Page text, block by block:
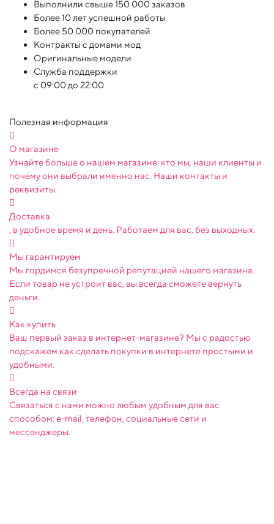
Выполнили свыше 150 000 заказов
Более 10 лет успешной работы
Более 50 000 покупателей
Контракты с домами мод
Оригинальные модели
Служба поддержки
с 09:00 до 22:00
Полезная информация
О магазине
Узнайте больше о нашем магазине: кто мы, наши клиенты и
почему они выбрали именно нас. Наши контакты и
реквизиты.
Доставка
, в удобное время и день. Работаем для вас, без выходных.
Мы гарантируем
Мы гордимся безупречной репутацией нашего магазина.
Если товар не устроит вас, вы всегда сможете вернуть
деньги.
Как купить
Ваш первый заказ в интернет-магазине? Мы с радостью
подскажем как сделать покупки в интернете простыми и
удобными.
Всегда на связи
Связаться с нами можно любым удобным для вас
способом: e-mail, телефон, социальные сети и
мессенджеры.